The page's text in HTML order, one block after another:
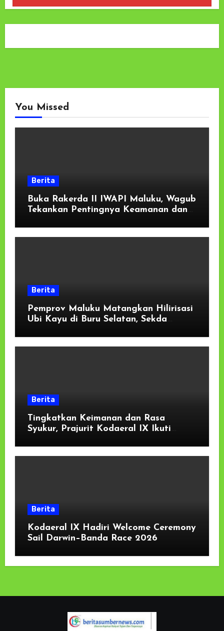
You Missed
Berita
Buka Rakerda II IWAPI Maluku, Wagub
Tekankan Pentingnya Keamanan dan
Berita
Pemprov Maluku Matangkan Hilirisasi
Ubi Kayu di Buru Selatan, Sekda
Dukungan Masyarakat
Berita
Tingkatkan Keimanan dan Rasa
Syukur, Prajurit Kodaeral IX Ikuti
Berita
Kodaeral IX Hadiri Welcome Ceremony
Sail Darwin–Banda Race 2026